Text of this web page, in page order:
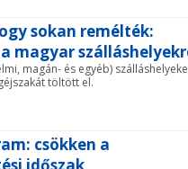
sokan remélték:
magyar
magán- és egyéb)
töltött el.
csökken a